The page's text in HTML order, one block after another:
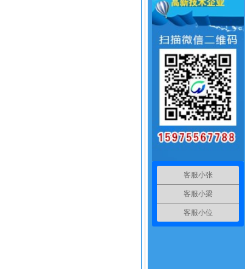
客服小张
客服小梁
客服小位